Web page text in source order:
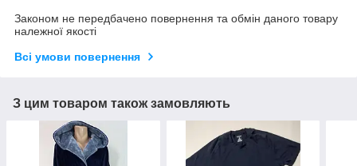
Законом не передбачено повернення та обмін даного товару
належної якості
Всі умови повернення
З цим товаром також замовляють